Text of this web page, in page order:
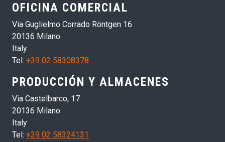
OFICINA COMERCIAL
Via Guglielmo Corrado Röntgen 16
20136 Milano
Italy
Tel: +39 02 58308378
PRODUCCIÓN Y ALMACENES
Via Castelbarco, 17
20136 Milano
Italy
Tel: +39 02 58324131